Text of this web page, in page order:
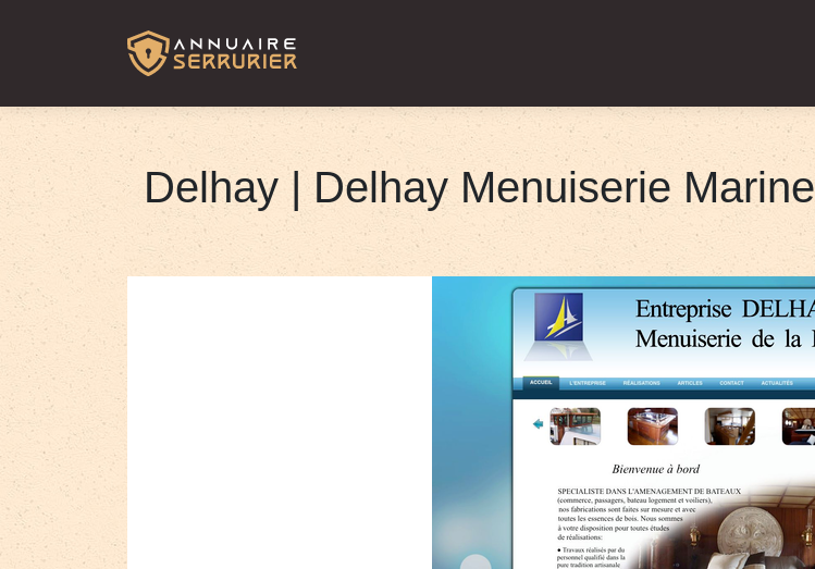
Delhay | Delhay Menuiserie Marine